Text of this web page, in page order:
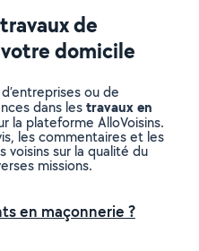
de
domicile
ou de
dans lestravaux en
la plateforme AlloVoisins.
les commentaires et les
voisins sur la qualité du
missions.
en maçonnerie ?